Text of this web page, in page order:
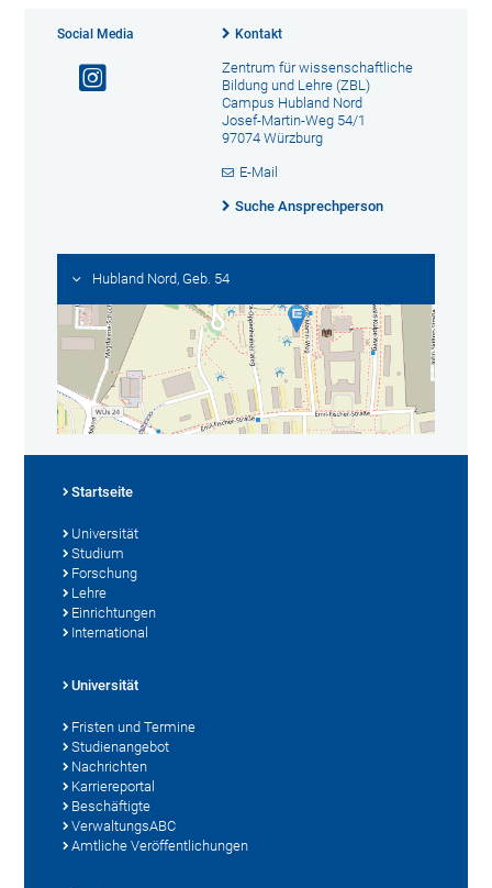
Social Media Kontakt
Zentrum für wissenschaftliche
Bildung und Lehre (ZBL)
Campus Hubland Nord
Josef-Martin-Weg 54/1
97074 Würzburg
E-Mail
Suche Ansprechperson
Hubland Nord, Geb. 54
Startseite
Universität
Studium
Forschung
Lehre
Einrichtungen
International
Universität
Fristen und Termine
Studienangebot
Nachrichten
Karriereportal
Beschäftigte
VerwaltungsABC
Amtliche Veröffentlichungen